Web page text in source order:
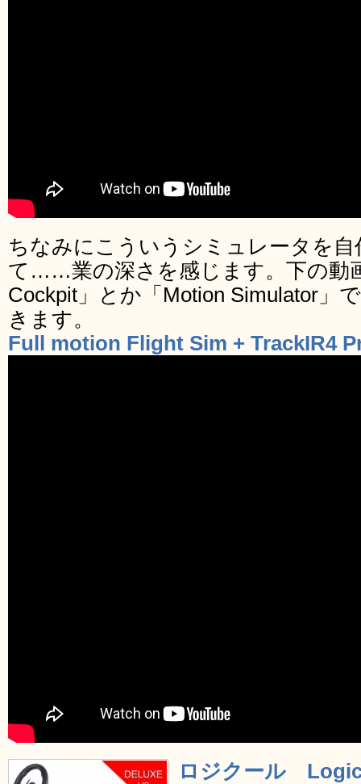
ちなみにこういうシミュレータを
て……業の深さを感じます。下の動
Cockpit」とか「Motion Simulator」
きます。
Full motion Flight Sim + TrackIR4
ロジクール